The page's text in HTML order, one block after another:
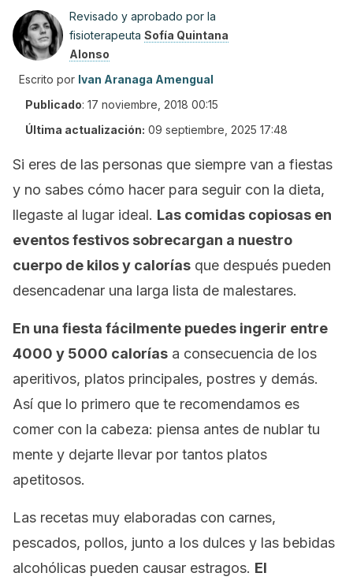
Revisado y aprobado por la
fisioterapeuta Sofía Quintana
Alonso
Escrito por Ivan Aranaga Amengual
Publicado: 17 noviembre, 2018 00:15
Última actualización: 09 septiembre, 2025 17:48
Si eres de las personas que siempre van a fiestas
y no sabes cómo hacer para seguir con la dieta,
llegaste al lugar ideal. Las comidas copiosas en
eventos festivos sobrecargan a nuestro
cuerpo de kilos y calorías que después pueden
desencadenar una larga lista de malestares.
En una fiesta fácilmente puedes ingerir entre
4000 y 5000 calorías a consecuencia de los
aperitivos, platos principales, postres y demás.
Así que lo primero que te recomendamos es
comer con la cabeza: piensa antes de nublar tu
mente y dejarte llevar por tantos platos
apetitosos.
Las recetas muy elaboradas con carnes,
pescados, pollos, junto a los dulces y las bebidas
alcohólicas pueden causar estragos. El